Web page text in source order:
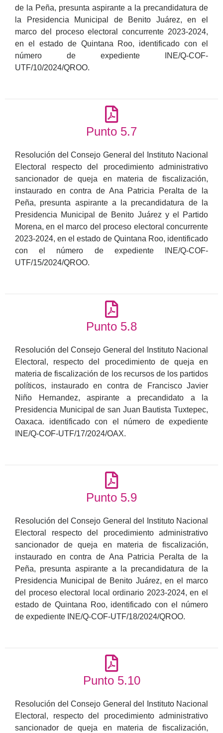
de la Peña, presunta aspirante a la precandidatura de
la Presidencia Municipal de Benito Juárez, en el
marco del proceso electoral concurrente 2023-2024,
en el estado de Quintana Roo, identificado con el
número de expediente INE/Q-COF-
UTF/10/2024/QROO.
Punto 5.7
Resolución del Consejo General del Instituto Nacional
Electoral respecto del procedimiento administrativo
sancionador de queja en materia de fiscalización,
instaurado en contra de Ana Patricia Peralta de la
Peña, presunta aspirante a la precandidatura de la
Presidencia Municipal de Benito Juárez y el Partido
Morena, en el marco del proceso electoral concurrente
2023-2024, en el estado de Quintana Roo, identificado
con el número de expediente INE/Q-COF-
UTF/15/2024/QROO.
Punto 5.8
Resolución del Consejo General del Instituto Nacional
Electoral, respecto del procedimiento de queja en
materia de fiscalización de los recursos de los partidos
políticos, instaurado en contra de Francisco Javier
Niño Hernandez, aspirante a precandidato a la
Presidencia Municipal de san Juan Bautista Tuxtepec,
Oaxaca. identificado con el número de expediente
INE/Q-COF-UTF/17/2024/OAX.
Punto 5.9
Resolución del Consejo General del Instituto Nacional
Electoral respecto del procedimiento administrativo
sancionador de queja en materia de fiscalización,
instaurado en contra de Ana Patricia Peralta de la
Peña, presunta aspirante a la precandidatura de la
Presidencia Municipal de Benito Juárez, en el marco
del proceso electoral local ordinario 2023-2024, en el
estado de Quintana Roo, identificado con el número
de expediente INE/Q-COF-UTF/18/2024/QROO.
Punto 5.10
Resolución del Consejo General del Instituto Nacional
Electoral, respecto del procedimiento administrativo
sancionador de queja en materia de fiscalización,